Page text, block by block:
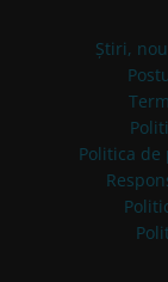
Știri,
Politica